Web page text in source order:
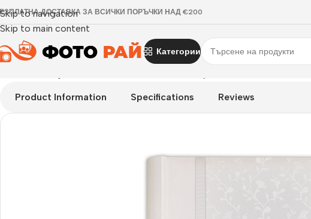
Skip to navigation
Skip to main content
ДОСТАВКА ЗА ВСИЧКИ ПОРЪЧКИ НАД €200
Категории
Product Information Specifications Reviews